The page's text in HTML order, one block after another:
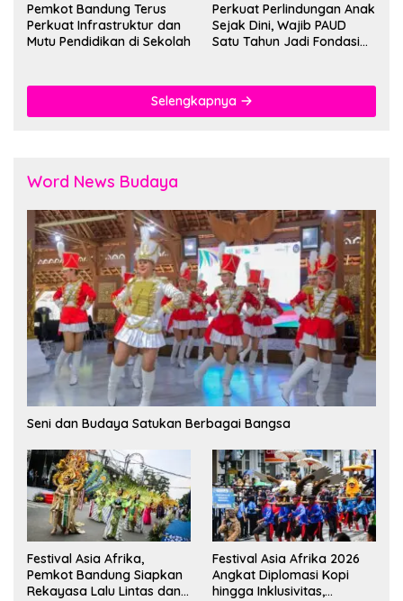
Pemkot Bandung Terus
Perkuat Infrastruktur dan
Mutu Pendidikan di Sekolah
Perkuat Perlindungan Anak
Sejak Dini, Wajib PAUD
Satu Tahun Jadi Fondasi
Selengkapnya
Word News Budaya
Seni dan Budaya Satukan Berbagai Bangsa
Festival Asia Afrika,
Pemkot Bandung Siapkan
Rekayasa Lalu Lintas dan
Festival Asia Afrika 2026
Angkat Diplomasi Kopi
hingga Inklusivitas,